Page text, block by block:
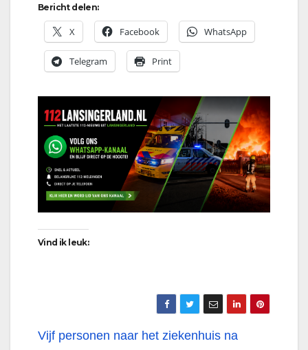
Bericht delen:
X Facebook WhatsApp
Telegram Print
Vind ik leuk:
Bericht
Vijf personen naar het ziekenhuis na